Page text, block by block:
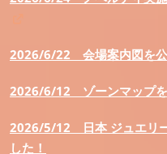
2026/6/22 会場案内図を公
2026/6/12 ゾーンマップ
2026/5/12 日本 ジュエリ
した！